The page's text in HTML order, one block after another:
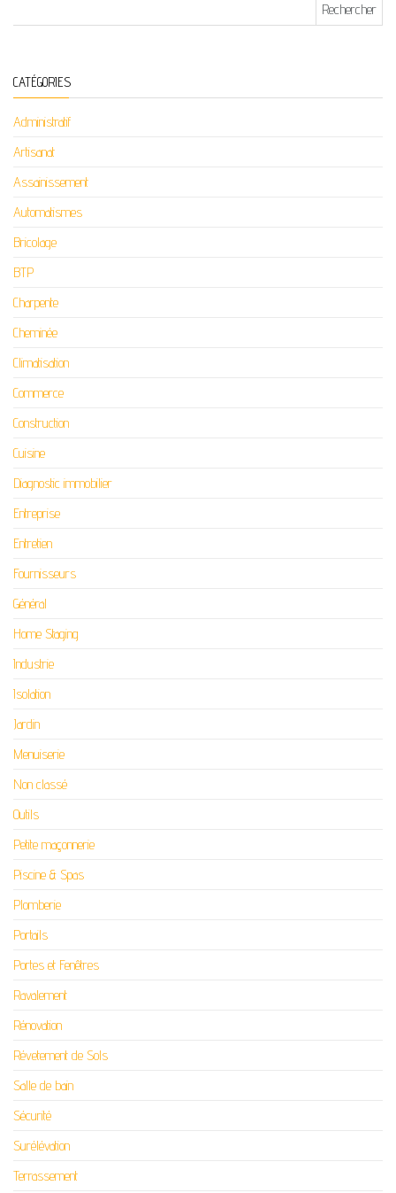
CATÉGORIES
Administratif
Artisanat
Assainissement
Automatismes
Bricolage
BTP
Charpente
Cheminée
Climatisation
Commerce
Construction
Cuisine
Diagnostic immobilier
Entreprise
Entretien
Fournisseurs
Général
Home Staging
Industrie
Isolation
Jardin
Menuiserie
Non classé
Outils
Petite maçonnerie
Piscine & Spas
Plomberie
Portails
Portes et Fenêtres
Ravalement
Rénovation
Révetement de Sols
Salle de bain
Sécurité
Surélévation
Terrassement